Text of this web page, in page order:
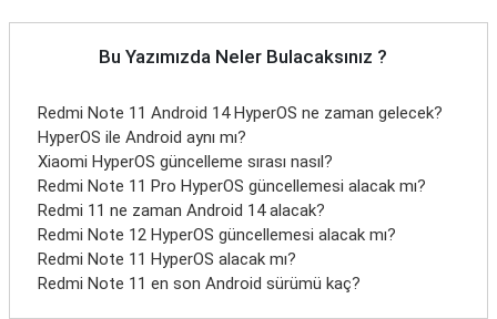
Bu Yazımızda Neler Bulacaksınız ?
Redmi Note 11 Android 14 HyperOS ne zaman gelecek?
HyperOS ile Android aynı mı?
Xiaomi HyperOS güncelleme sırası nasıl?
Redmi Note 11 Pro HyperOS güncellemesi alacak mı?
Redmi 11 ne zaman Android 14 alacak?
Redmi Note 12 HyperOS güncellemesi alacak mı?
Redmi Note 11 HyperOS alacak mı?
Redmi Note 11 en son Android sürümü kaç?